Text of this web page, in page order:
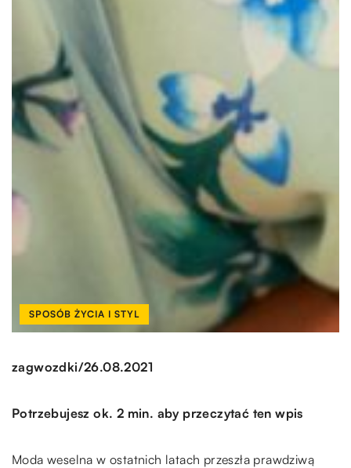
SPOSÓB ŻYCIA I STYL
zagwozdki/26.08.2021
Potrzebujesz ok. 2 min. aby przeczytać ten wpis
Moda weselna w ostatnich latach przeszła prawdziwą